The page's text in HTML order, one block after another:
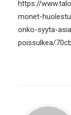
https://
monet-
onko-syyta-
poissulkea/